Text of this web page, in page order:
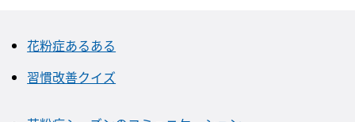
花粉症あるある
習慣改善クイズ